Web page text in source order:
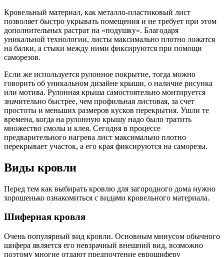
Кровельный материал, как металло-пластиковый лист
позволяет быстро укрывать помещения и не требует при этом
дополнительных растрат на «подушку». Благодаря
уникальной технологии, листы максимально плотно ложатся
на балки, а стыки между ними фиксируются при помощи
саморезов.
Если же используется рулонное покрытие, тогда можно
говорить об уникальном дизайне крыши, о наличие рисунка
или мотива. Рулонная крыша самостоятельно монтируется
значительно быстрее, чем профильная листовая, за счет
простоты и меньших размеров кусков перекрытия. Ушли те
времена, когда на рулонную крышу надо было тратить
множество смолы и клея. Сегодня в процессе
предварительного нагрева лист максимально плотно
перекрывает участок, а его края фиксируются на саморезы.
Виды кровли
Перед тем как выбирать кровлю для загородного дома нужно
хорошенько ознакомиться с видами кровельного материала.
Шиферная кровля
Очень популярный вид кровли. Основным минусом обычного
шифера является его невзрачный внешний вид, возможно
поэтому многие отдают предпочтение еврошиферу